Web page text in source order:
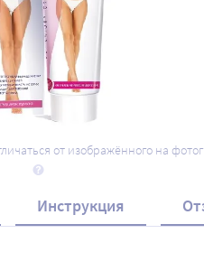
от изображённого на
Инструкция